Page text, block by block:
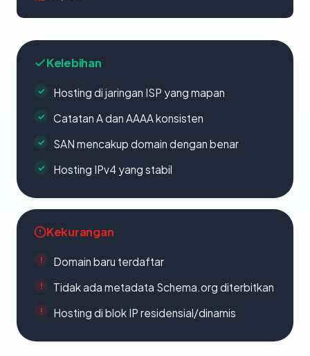
Kelebihan
Hosting di jaringan ISP yang mapan
Catatan A dan AAAA konsisten
SAN mencakup domain dengan benar
Hosting IPv4 yang stabil
Kekurangan
Domain baru terdaftar
Tidak ada metadata Schema.org diterbitkan
Hosting di blok IP residensial/dinamis